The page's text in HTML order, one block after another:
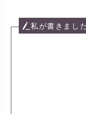
私が書きました